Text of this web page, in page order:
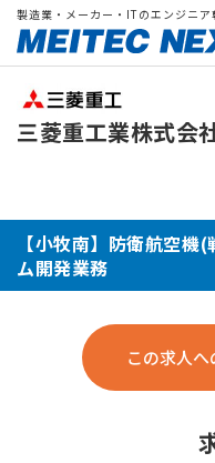
製造業・メーカー・ITのエンジニア
三菱重工業株式会
【小牧南】防衛航空
ム開発業務
この求人